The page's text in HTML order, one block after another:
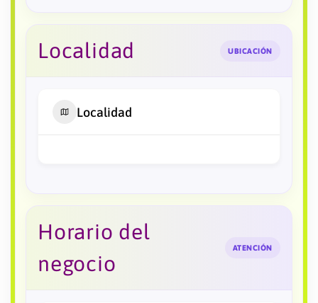
Localidad UBICACIÓN
Localidad
Horario del
negocio
ATENCIÓN